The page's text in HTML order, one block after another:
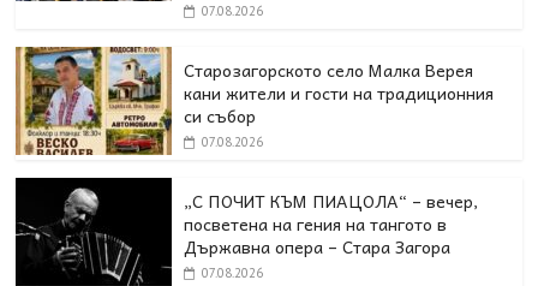
07.08.2026
Старозагорското село Малка Верея
кани жители и гости на традиционния
си събор
07.08.2026
„С ПОЧИТ КЪМ ПИАЦОЛА“ – вечер,
посветена на гения на тангото в
Държавна опера – Стара Загора
07.08.2026